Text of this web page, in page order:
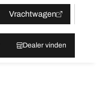
Vrachtwagen
Dealer vinden